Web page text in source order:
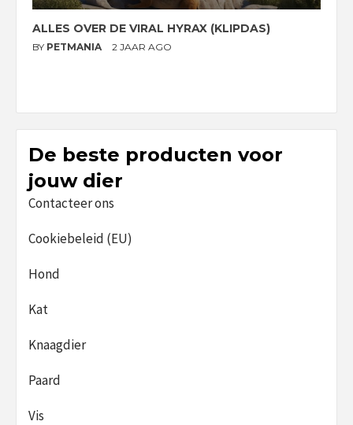
ALLES OVER DE VIRAL HYRAX (KLIPDAS)
BY PETMANIA 2 JAAR AGO
De beste producten voor
jouw dier
Contacteer ons
Cookiebeleid (EU)
Hond
Kat
Knaagdier
Paard
Vis